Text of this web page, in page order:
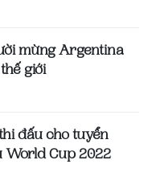
mừng Argentina
giới
đấu cho tuyển
Cup 2022